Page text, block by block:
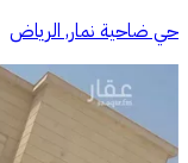
حي ضاحية نمار, الرياض